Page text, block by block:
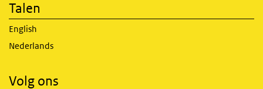
Talen
English
Nederlands
Volg ons